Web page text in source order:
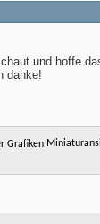
und hoffe
danke!